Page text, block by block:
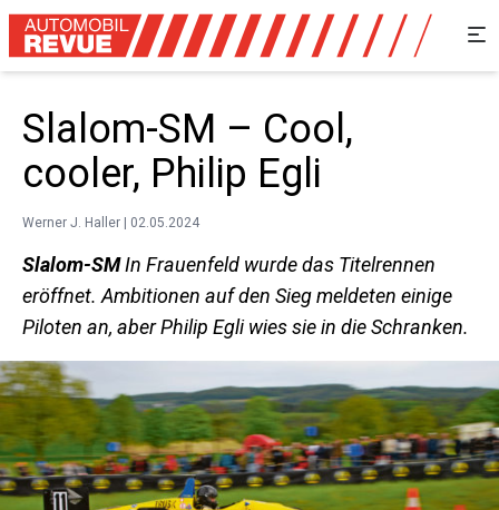
Slalom-SM – Cool,
cooler, Philip Egli
Werner J. Haller | 02.05.2024
Slalom-SMIn Frauenfeld wurde das Titelrennen
eröffnet. Ambitionen auf den Sieg meldeten einige
Piloten an, aber Philip Egli wies sie in die Schranken.